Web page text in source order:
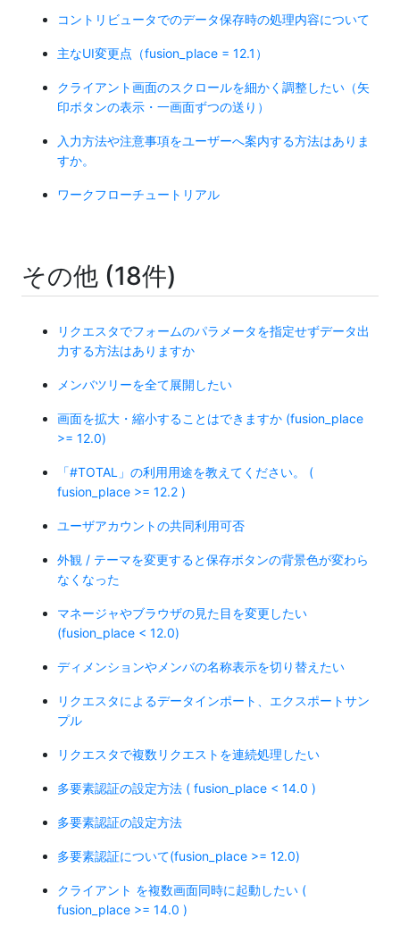
コントリビュータでのデータ保存時の処理内容について
主なUI変更点（fusion_place = 12.1）
クライアント画面のスクロールを細かく調整したい（矢
印ボタンの表示・一画面ずつの送り）
入力方法や注意事項をユーザーへ案内する方法はありま
すか。
ワークフローチュートリアル
その他 (18件)
リクエスタでフォームのパラメータを指定せずデータ出
力する方法はありますか
メンバツリーを全て展開したい
画面を拡大・縮小することはできますか (fusion_place
>= 12.0)
「#TOTAL」の利用用途を教えてください。 (
fusion_place >= 12.2 )
ユーザアカウントの共同利用可否
外観 / テーマを変更すると保存ボタンの背景色が変わら
なくなった
マネージャやブラウザの見た目を変更したい
(fusion_place < 12.0)
ディメンションやメンバの名称表示を切り替えたい
リクエスタによるデータインポート、エクスポートサン
プル
リクエスタで複数リクエストを連続処理したい
多要素認証の設定方法 ( fusion_place < 14.0 )
多要素認証の設定方法
多要素認証について(fusion_place >= 12.0)
クライアント を複数画面同時に起動したい (
fusion_place >= 14.0 )